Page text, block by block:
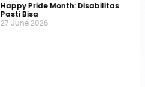
Happy Pride Month: Disabilitas
Pasti Bisa
27 June 2026